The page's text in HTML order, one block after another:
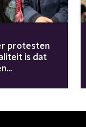
protesten
is dat